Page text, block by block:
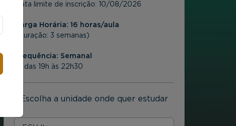
Data limite de inscrição: 10/08/2026
Carga Horária: 16 horas/aula
(Duração: 3 semanas)
Frequência: Semanal
2ª das 19h às 22h30
Escolha a unidade onde quer estudar